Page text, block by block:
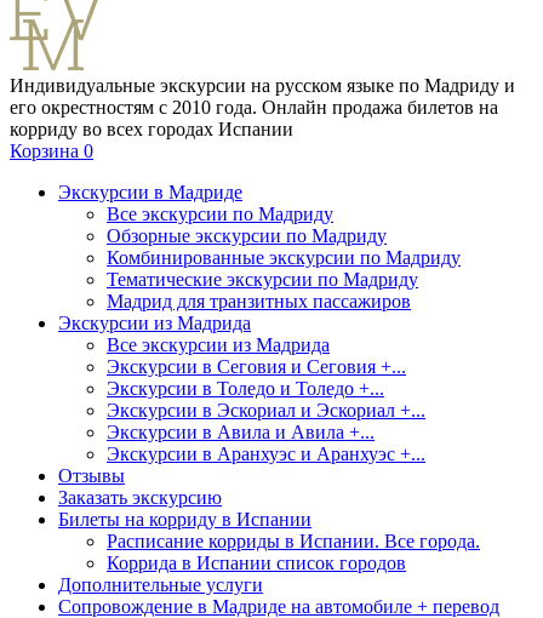
Индивидуальные экскурсии на русском языке по Мадриду и
его окрестностям с 2010 года. Онлайн продажа билетов на
корриду во всех городах Испании
Корзина 0
Экскурсии в Мадриде
Все экскурсии по Мадриду
Обзорные экскурсии по Мадриду
Комбинированные экскурсии по Мадриду
Тематические экскурсии по Мадриду
Мадрид для транзитных пассажиров
Экскурсии из Мадрида
Все экскурсии из Мадрида
Экскурсии в Сеговия и Сеговия +...
Экскурсии в Толедо и Толедо +...
Экскурсии в Эскориал и Эскориал +...
Экскурсии в Авила и Авила +...
Экскурсии в Аранхуэс и Аранхуэс +...
Отзывы
Заказать экскурсию
Билеты на корриду в Испании
Расписание корриды в Испании. Все города.
Коррида в Испании список городов
Дополнительные услуги
Сопровождение в Мадриде на автомобиле + перевод